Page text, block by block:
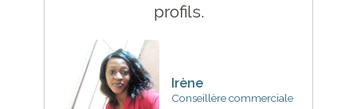
profils.
Irène
Conseillère commerciale